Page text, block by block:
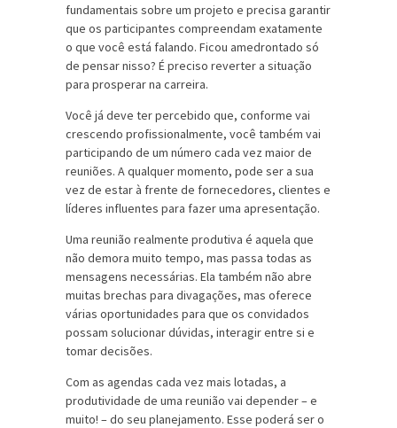
fundamentais sobre um projeto e precisa garantir
que os participantes compreendam exatamente
o que você está falando. Ficou amedrontado só
de pensar nisso? É preciso reverter a situação
para prosperar na carreira.
Você já deve ter percebido que, conforme vai
crescendo profissionalmente, você também vai
participando de um número cada vez maior de
reuniões. A qualquer momento, pode ser a sua
vez de estar à frente de fornecedores, clientes e
líderes influentes para fazer uma apresentação.
Uma reunião realmente produtiva é aquela que
não demora muito tempo, mas passa todas as
mensagens necessárias. Ela também não abre
muitas brechas para divagações, mas oferece
várias oportunidades para que os convidados
possam solucionar dúvidas, interagir entre si e
tomar decisões.
Com as agendas cada vez mais lotadas, a
produtividade de uma reunião vai depender – e
muito! – do seu planejamento. Esse poderá ser o